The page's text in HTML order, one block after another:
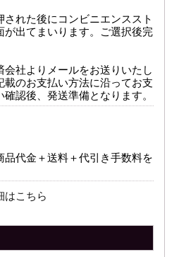
された後にコンビニエンススト
が出てまいります。ご選択後完
会社よりメールをお送りいたし
載のお支払い方法に沿ってお支
認後、発送準備となります。
品代金＋送料＋代引き手数料を
はこちら